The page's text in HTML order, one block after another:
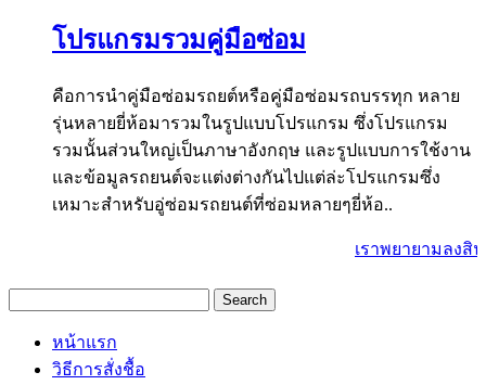
โปรแกรมรวมคู่มือซ่อม
คือการนำคู่มือซ่อมรถยต์หรือคู่มือซ่อมรถบรรทุก หลาย
รุ่นหลายยี่ห้อมารวมในรูปแบบโปรแกรม ซึ่งโปรแกรม
รวมนั้นส่วนใหญ่เป็นภาษาอังกฤษ และรูปแบบการใช้งาน
และข้อมูลรถยนต์จะแต่งต่างกันไปแต่ล่ะโปรแกรมซึ่ง
เหมาะสำหรับอู่ซ่อมรถยนต์ที่ซ่อมหลายๆยี่ห้อ..
เราพยายามลงสิ
หน้าแรก
วิธีการสั่งชื้อ